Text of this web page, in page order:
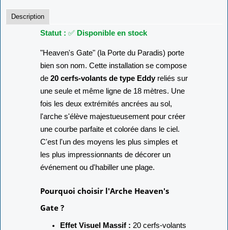
Description
Statut : ✅ Disponible en stock
"Heaven's Gate" (la Porte du Paradis) porte
bien son nom. Cette installation se compose
de 20 cerfs-volants de type Eddyreliés sur
une seule et même ligne de 18 mètres. Une
fois les deux extrémités ancrées au sol,
l'arche s'élève majestueusement pour créer
une courbe parfaite et colorée dans le ciel.
C'est l'un des moyens les plus simples et
les plus impressionnants de décorer un
événement ou d'habiller une plage.
Pourquoi choisir l'Arche Heaven's
Gate ?
Effet Visuel Massif : 20 cerfs-volants